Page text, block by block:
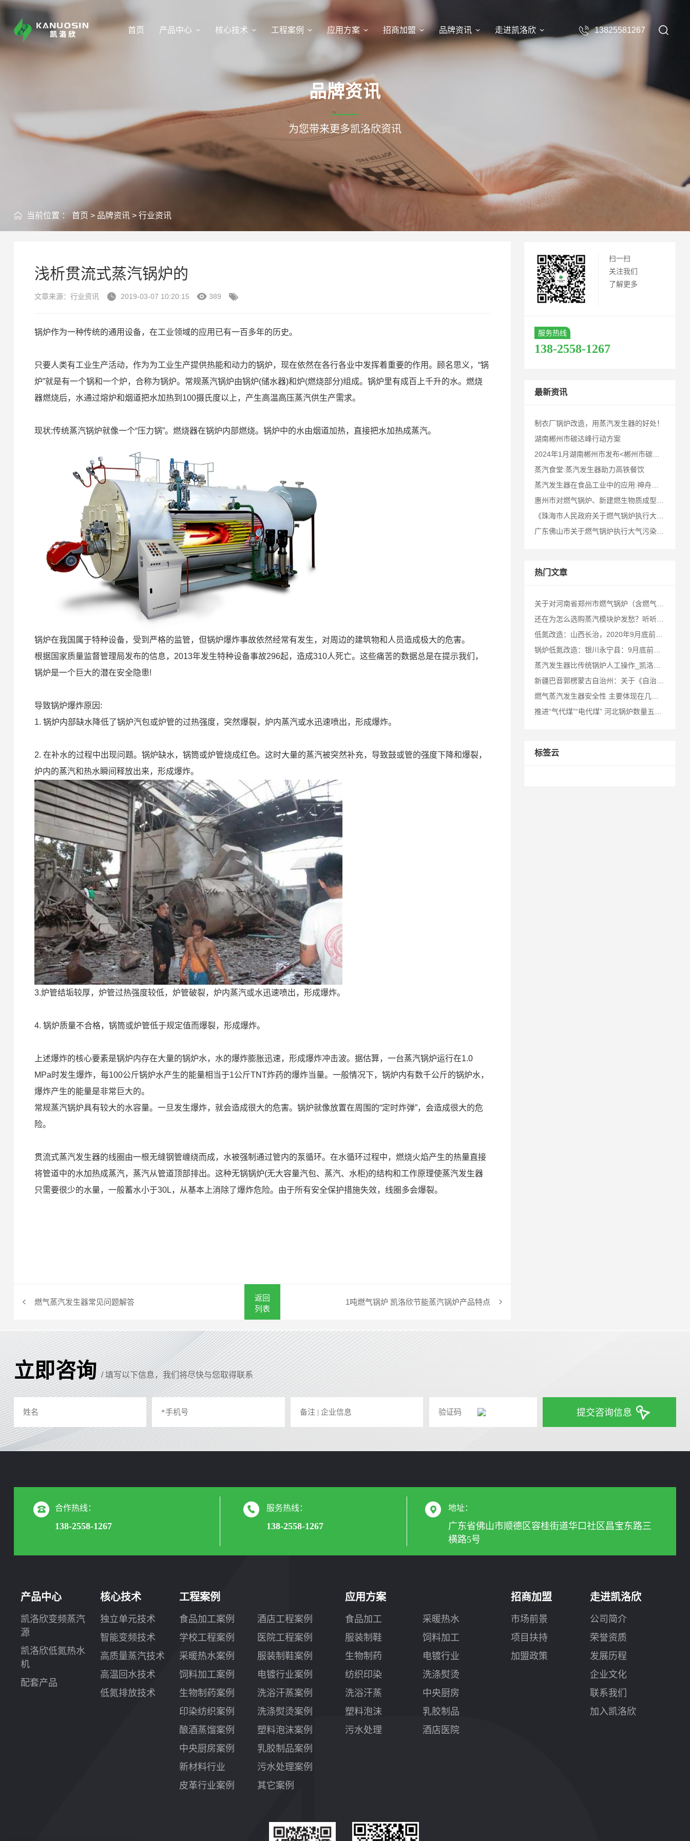
首页 产品中心 核心技术 工程案例 应用方案 招商加盟 品牌资讯 走进凯洛欣 13825581267
品牌资讯
为您带来更多凯洛欣资讯
当前位置 ：首页 > 品牌资讯> 行业资讯
浅析贯流式蒸汽锅炉的
文章来源：行业资讯  2019-03-07 10:20:15  389 
锅炉作为一种传统的通用设备，在工业领域的应用已有一百多年的历史。
只要人类有工业生产活动，作为为工业生产提供热能和动力的锅炉，现在依然在各行各业中发挥着重要的作用。顾名思义，“锅
炉”就是有一个锅和一个炉，合称为锅炉。常规蒸汽锅炉由锅炉(储水器)和炉(燃烧部分)组成。锅炉里有成百上千升的水。燃烧
器燃烧后，水通过熔炉和烟道把水加热到100摄氏度以上，产生高温高压蒸汽供生产需求。
现状:传统蒸汽锅炉就像一个“压力锅”。燃烧器在锅炉内部燃烧。锅炉中的水由烟道加热，直接把水加热成蒸汽。
锅炉在我国属于特种设备，受到严格的监管，但锅炉爆炸事故依然经常有发生，对周边的建筑物和人员造成极大的危害。
根据国家质量监督管理局发布的信息，2013年发生特种设备事故296起，造成310人死亡。这些痛苦的数据总是在提示我们，
锅炉是一个巨大的潜在安全隐患!
导致锅炉爆炸原因:
1. 锅炉内部缺水降低了锅炉汽包或炉管的过热强度，突然爆裂，炉内蒸汽或水迅速喷出，形成爆炸。
2. 在补水的过程中出现问题。锅炉缺水，锅筒或炉管烧成红色。这时大量的蒸汽被突然补充，导致鼓或管的强度下降和爆裂，
炉内的蒸汽和热水瞬间释放出来，形成爆炸。
3.炉管结垢较厚，炉管过热强度较低，炉管破裂，炉内蒸汽或水迅速喷出，形成爆炸。
4. 锅炉质量不合格，锅筒或炉管低于规定值而爆裂，形成爆炸。
上述爆炸的核心要素是锅炉内存在大量的锅炉水，水的爆炸膨胀迅速，形成爆炸冲击波。据估算，一台蒸汽锅炉运行在1.0
MPa时发生爆炸，每100公斤锅炉水产生的能量相当于1公斤TNT炸药的爆炸当量。一般情况下，锅炉内有数千公斤的锅炉水，
爆炸产生的能量是非常巨大的。
常规蒸汽锅炉具有较大的水容量。一旦发生爆炸，就会造成很大的危害。锅炉就像放置在周围的“定时炸弹”，会造成很大的危
险。
贯流式蒸汽发生器的线圈由一根无缝钢管缠绕而成，水被强制通过管内的泵循环。在水循环过程中，燃烧火焰产生的热量直接
将管道中的水加热成蒸汽，蒸汽从管道顶部排出。这种无锅锅炉(无大容量汽包、蒸汽、水柜)的结构和工作原理使蒸汽发生器
只需要很少的水量，一般蓄水小于30L，从基本上消除了爆炸危险。由于所有安全保护措施失效，线圈多会爆裂。
燃气蒸汽发生器常见问题解答
返回
列表
1吨燃气锅炉 凯洛欣节能蒸汽锅炉产品特点
扫一扫
关注我们
了解更多
服务热线
138-2558-1267
最新资讯
制衣厂锅炉改造，用蒸汽发生器的好处！
湖南郴州市碳达峰行动方案
蒸汽食堂:蒸汽发生器助力高铁餐饮
热门文章
标签云
立即咨询 / 填写以下信息，我们将尽快与您取得联系
提交咨询信息
合作热线：
138-2558-1267
服务热线：
138-2558-1267
地址：
广东省佛山市顺德区容桂街道华口社区昌宝东路三
横路5号
产品中心
凯洛欣变频蒸汽
源
凯洛欣低氮热水
机
配套产品
核心技术
独立单元技术
智能变频技术
高质量蒸汽技术
高温回水技术
低氮排放技术
工程案例
食品加工案例
酒店工程案例
学校工程案例
医院工程案例
采暖热水案例
服装制鞋案例
饲料加工案例
电镀行业案例
生物制药案例
洗浴汗蒸案例
印染纺织案例
洗涤熨烫案例
酿酒蒸馏案例
塑料泡沫案例
中央厨房案例
乳胶制品案例
新材料行业
污水处理案例
皮革行业案例
其它案例
应用方案
食品加工
采暖热水
服装制鞋
饲料加工
生物制药
电镀行业
纺织印染
洗涤熨烫
洗浴汗蒸
中央厨房
塑料泡沫
乳胶制品
污水处理
酒店医院
招商加盟
市场前景
项目扶持
加盟政策
走进凯洛欣
公司简介
荣誉资质
发展历程
企业文化
联系我们
加入凯洛欣